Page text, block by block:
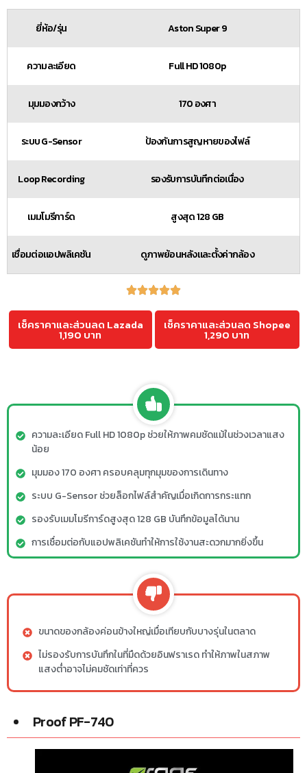
ยี่ห้อ/รุ่น Aston Super 9
ความละเอียด Full HD 1080p
มุมมองกว้าง 170 องศา
ระบบ G-Sensor ป้องกันการสูญหายของไฟล์
Loop Recording รองรับการบันทึกต่อเนื่อง
เมมโมรีการ์ด สูงสุด 128 GB
เชื่อมต่อแอปพลิเคชัน ดูภาพย้อนหลังและตั้งค่ากล้อง
เช็คราคาและส่วนลด Lazada
1,190 บาท
เช็คราคาและส่วนลด Shopee
1,290 บาท
ความละเอียด Full HD 1080p ช่วยให้ภาพคมชัดแม้ในช่วงเวลาแสง
น้อย
มุมมอง 170 องศา ครอบคลุมทุกมุมของการเดินทาง
ระบบ G-Sensor ช่วยล็อกไฟล์สำคัญเมื่อเกิดการกระแทก
รองรับเมมโมรีการ์ดสูงสุด 128 GB บันทึกข้อมูลได้นาน
การเชื่อมต่อกับแอปพลิเคชันทำให้การใช้งานสะดวกมากยิ่งขึ้น
ขนาดของกล้องค่อนข้างใหญ่เมื่อเทียบกับบางรุ่นในตลาด
ไม่รองรับการบันทึกในที่มืดด้วยอินฟราเรด ทำให้ภาพในสภาพ
แสงต่ำอาจไม่คมชัดเท่าที่ควร
Proof PF-740